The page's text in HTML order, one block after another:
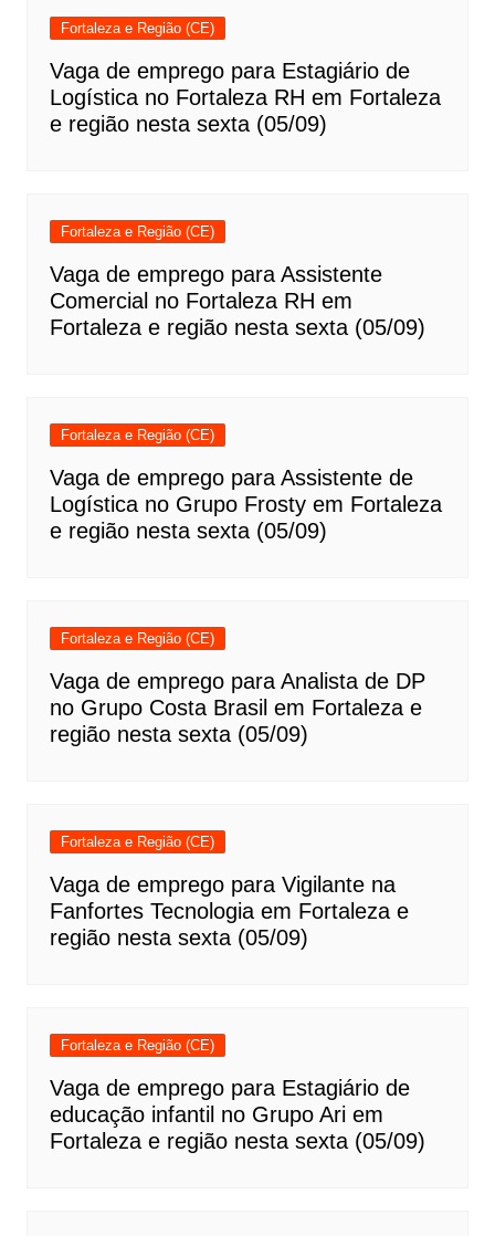
Fortaleza e Região (CE)
Vaga de emprego para Estagiário de
Logística no Fortaleza RH em Fortaleza
e região nesta sexta (05/09)
Fortaleza e Região (CE)
Vaga de emprego para Assistente
Comercial no Fortaleza RH em
Fortaleza e região nesta sexta (05/09)
Fortaleza e Região (CE)
Vaga de emprego para Assistente de
Logística no Grupo Frosty em Fortaleza
e região nesta sexta (05/09)
Fortaleza e Região (CE)
Vaga de emprego para Analista de DP
no Grupo Costa Brasil em Fortaleza e
região nesta sexta (05/09)
Fortaleza e Região (CE)
Vaga de emprego para Vigilante na
Fanfortes Tecnologia em Fortaleza e
região nesta sexta (05/09)
Fortaleza e Região (CE)
Vaga de emprego para Estagiário de
educação infantil no Grupo Ari em
Fortaleza e região nesta sexta (05/09)